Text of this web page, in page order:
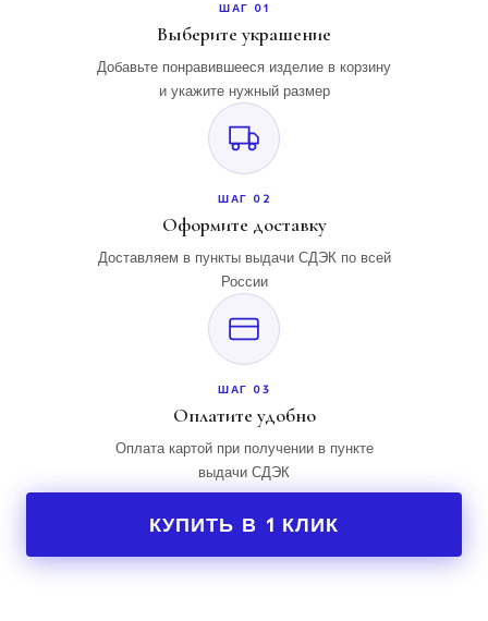
ШАГ 01
Выберите украшение
Добавьте понравившееся изделие в корзину
и укажите нужный размер
ШАГ 02
Оформите доставку
Доставляем в пункты выдачи СДЭК по всей
России
ШАГ 03
Оплатите удобно
Оплата картой при получении в пункте
выдачи СДЭК
КУПИТЬ В 1 КЛИК